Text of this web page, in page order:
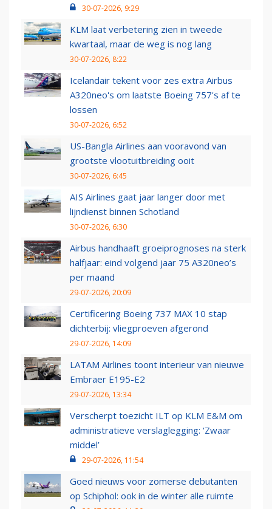
30-07-2026, 9:29
KLM laat verbetering zien in tweede
kwartaal, maar de weg is nog lang
30-07-2026, 8:22
Icelandair tekent voor zes extra Airbus
A320neo's om laatste Boeing 757's af te
lossen
30-07-2026, 6:52
US-Bangla Airlines aan vooravond van
grootste vlootuitbreiding ooit
30-07-2026, 6:45
AIS Airlines gaat jaar langer door met
lijndienst binnen Schotland
30-07-2026, 6:30
Airbus handhaaft groeiprognoses na sterk
halfjaar: eind volgend jaar 75 A320neo’s
per maand
29-07-2026, 20:09
Certificering Boeing 737 MAX 10 stap
dichterbij: vliegproeven afgerond
29-07-2026, 14:09
LATAM Airlines toont interieur van nieuwe
Embraer E195-E2
29-07-2026, 13:34
Verscherpt toezicht ILT op KLM E&M om
administratieve verslaglegging: ‘Zwaar
middel’
29-07-2026, 11:54
Goed nieuws voor zomerse debutanten
op Schiphol: ook in de winter alle ruimte